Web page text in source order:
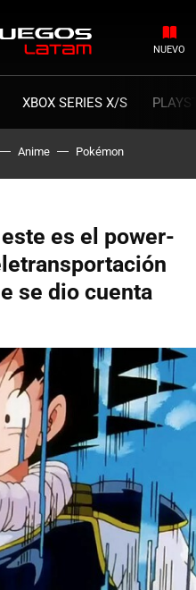
NUEVO
XBOX SERIES X/S
Anime Pokémon
es el power-
se dio cuenta